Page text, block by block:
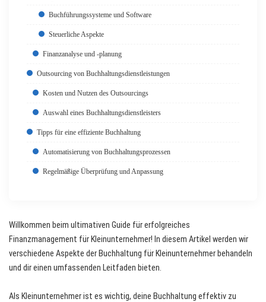
Buchführungssysteme und Software
Steuerliche Aspekte
Finanzanalyse und -planung
Outsourcing von Buchhaltungsdienstleistungen
Kosten und Nutzen des Outsourcings
Auswahl eines Buchhaltungsdienstleisters
Tipps für eine effiziente Buchhaltung
Automatisierung von Buchhaltungsprozessen
Regelmäßige Überprüfung und Anpassung
Willkommen beim ultimativen Guide für erfolgreiches
Finanzmanagement für Kleinunternehmer! In diesem Artikel werden wir
verschiedene Aspekte der Buchhaltung für Kleinunternehmer behandeln
und dir einen umfassenden Leitfaden bieten.
Als Kleinunternehmer ist es wichtig, deine Buchhaltung effektiv zu